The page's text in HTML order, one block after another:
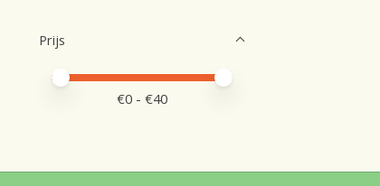
Prijs
Minimale prijswaarde
Price maximum value
€0 - €40